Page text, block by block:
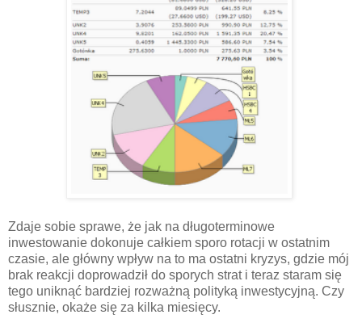
Zdaje sobie sprawe, że jak na długoterminowe
inwestowanie dokonuje całkiem sporo rotacji w ostatnim
czasie, ale główny wpływ na to ma ostatni kryzys, gdzie mój
brak reakcji doprowadził do sporych strat i teraz staram się
tego uniknąć bardziej rozważną polityką inwestycyjną. Czy
słusznie, okaże się za kilka miesięcy.